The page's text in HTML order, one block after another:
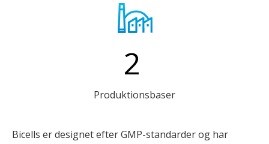
2
Produktionsbaser
Bicells er designet efter GMP-standarder og har